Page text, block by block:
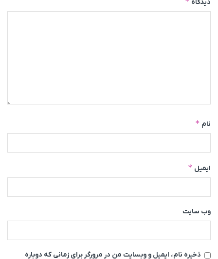
دیدگاه
نام *
ایمیل *
وب‌ سایت
ذخیره نام، ایمیل و وبسایت من در مرورگر برای زمانی که دوباره